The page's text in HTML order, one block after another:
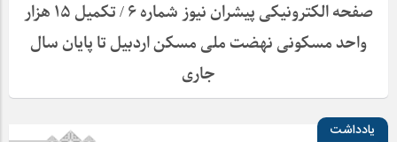
صفحه الکترونیکی پیشران نیوز شماره ۶ / تکمیل ۱۵ هزار
واحد مسکونی نهضت ملی مسکن اردبیل تا پایان سال
جاری
یادداشت